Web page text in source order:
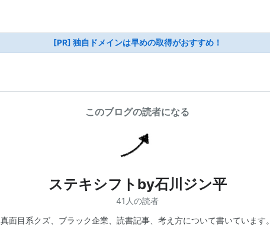
[PR] 独自ドメインは早めの取得がおすすめ！
このブログの読者になる
ステキシフトby石川ジン平
41人の読者
真面目系クズ、ブラック企業、読書記事、考え方について書いています